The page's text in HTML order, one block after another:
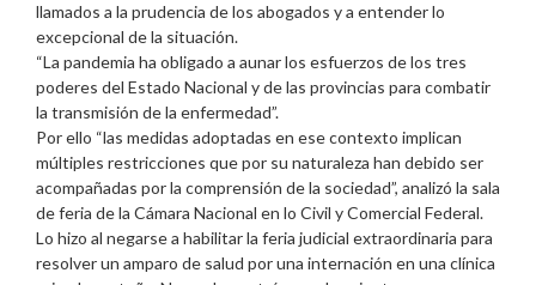
llamados a la prudencia de los abogados y a entender lo
excepcional de la situación.
“La pandemia ha obligado a aunar los esfuerzos de los tres
poderes del Estado Nacional y de las provincias para combatir
la transmisión de la enfermedad”.
Por ello “las medidas adoptadas en ese contexto implican
múltiples restricciones que por su naturaleza han debido ser
acompañadas por la comprensión de la sociedad”, analizó la sala
de feria de la Cámara Nacional en lo Civil y Comercial Federal.
Lo hizo al negarse a habilitar la feria judicial extraordinaria para
resolver un amparo de salud por una internación en una clínica